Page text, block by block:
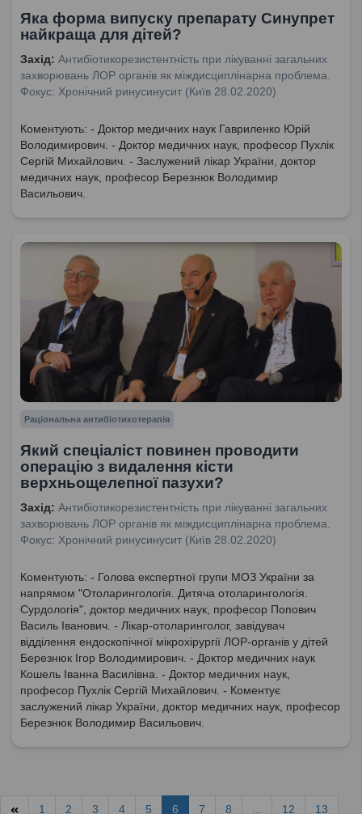
Яка форма випуску препарату Синупрет
найкраща для дітей?
Захід: Антибіотикорезистентність при лікуванні загальних
захворювань ЛОР органів як міждисциплінарна проблема.
Фокус: Хронічний ринусинусит (Київ 28.02.2020)
Коментують: - Доктор медичних наук Гавриленко Юрій
Володимирович. - Доктор медичних наук, професор Пухлік
Сергій Михайлович. - Заслужений лікар України, доктор
медичних наук, професор Березнюк Володимир
Васильович.
Раціональна антибіотикотерапія
Який спеціаліст повинен проводити
операцію з видалення кісти
верхньощелепної пазухи?
Захід: Антибіотикорезистентність при лікуванні загальних
захворювань ЛОР органів як міждисциплінарна проблема.
Фокус: Хронічний ринусинусит (Київ 28.02.2020)
Коментують: - Голова експертної групи МОЗ України за
напрямом "Отоларингологія. Дитяча отоларингологія.
Сурдологія", доктор медичних наук, професор Попович
Василь Іванович. - Лікар-отоларинголог, завідувач
відділення ендоскопічної мікрохірургії ЛОР-органів у дітей
Березнюк Ігор Володимирович. - Доктор медичних наук
Кошель Іванна Василівна. - Доктор медичних наук,
професор Пухлік Сергій Михайлович. - Коментує
заслужений лікар України, доктор медичних наук, професор
Березнюк Володимир Васильович.
1 2 3 4 5 6 7 8 12 13